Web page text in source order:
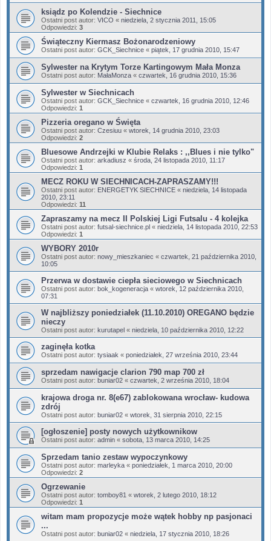
ksiądz po Kolendzie - Siechnice
Ostatni post autor: VICO « niedziela, 2 stycznia 2011, 15:05
Odpowiedzi: 3
Świąteczny Kiermasz Bożonarodzeniowy
Ostatni post autor: GCK_Siechnice « piątek, 17 grudnia 2010, 15:47
Sylwester na Krytym Torze Kartingowym Mała Monza
Ostatni post autor: MałaMonza « czwartek, 16 grudnia 2010, 15:36
Sylwester w Siechnicach
Ostatni post autor: GCK_Siechnice « czwartek, 16 grudnia 2010, 12:46
Odpowiedzi: 1
Pizzeria oregano w Święta
Ostatni post autor: Czesiuu « wtorek, 14 grudnia 2010, 23:03
Odpowiedzi: 2
Bluesowe Andrzejki w Klubie Relaks : ,,Blues i nie tylko"
Ostatni post autor: arkadiusz « środa, 24 listopada 2010, 11:17
Odpowiedzi: 1
MECZ ROKU W SIECHNICACH-ZAPRASZAMY!!!
Ostatni post autor: ENERGETYK SIECHNICE « niedziela, 14 listopada
2010, 23:11
Odpowiedzi: 11
Zapraszamy na mecz II Polskiej Ligi Futsalu - 4 kolejka
Ostatni post autor: futsal-siechnice.pl « niedziela, 14 listopada 2010, 22:53
Odpowiedzi: 1
WYBORY 2010r
Ostatni post autor: nowy_mieszkaniec « czwartek, 21 października 2010,
10:05
Przerwa w dostawie ciepła sieciowego w Siechnicach
Ostatni post autor: bok_kogeneracja « wtorek, 12 października 2010,
07:31
W najbliższy poniedziałek (11.10.2010) OREGANO będzie
nieczy
Ostatni post autor: kurutapel « niedziela, 10 października 2010, 12:22
zaginęła kotka
Ostatni post autor: tysiaak « poniedziałek, 27 września 2010, 23:44
sprzedam nawigacje clarion 790 map 700 zł
Ostatni post autor: buniar02 « czwartek, 2 września 2010, 18:04
krajowa droga nr. 8(e67) zablokowana wrocław- kudowa
zdrój
Ostatni post autor: buniar02 « wtorek, 31 sierpnia 2010, 22:15
[ogłoszenie] posty nowych użytkownikow
Ostatni post autor: admin « sobota, 13 marca 2010, 14:25
Sprzedam tanio zestaw wypoczynkowy
Ostatni post autor: marleyka « poniedziałek, 1 marca 2010, 20:00
Odpowiedzi: 2
Ogrzewanie
Ostatni post autor: tomboy81 « wtorek, 2 lutego 2010, 18:12
Odpowiedzi: 1
witam mam propozycje może wątek hobby np pasjonaci
...
Ostatni post autor: buniar02 « niedziela, 17 stycznia 2010, 18:26